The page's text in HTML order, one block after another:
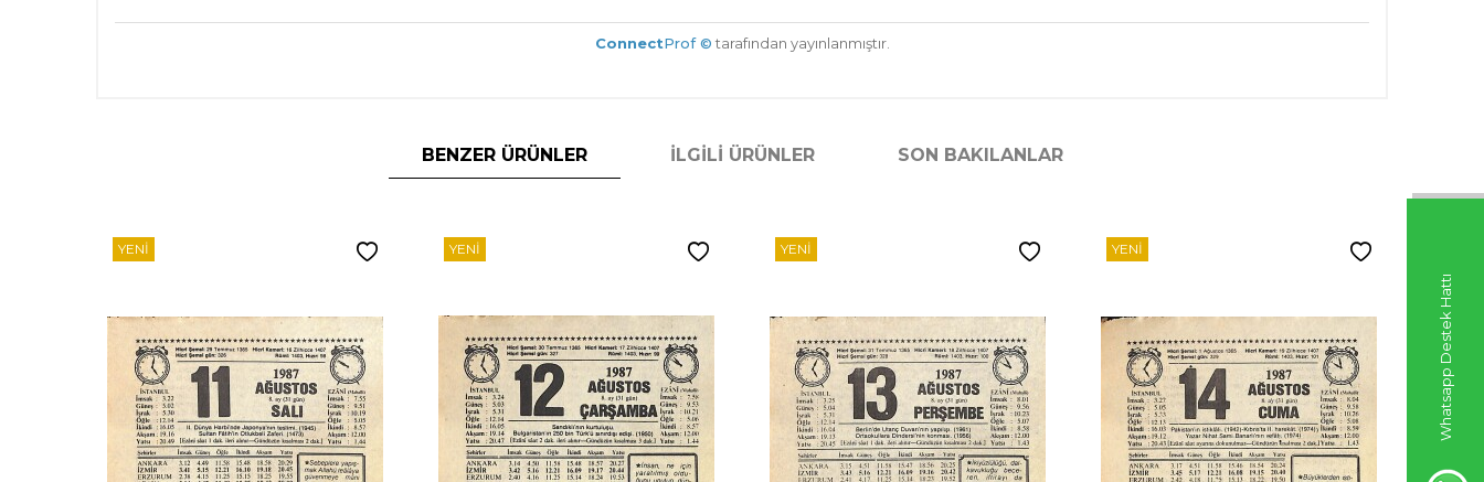
Whatsapp Destek Hattı
ConnectProf © tarafından yayınlanmıştır.
BENZER ÜRÜNLER İLGILI ÜRÜNLER SON BAKILANLAR
YENI YENI YENI YENI